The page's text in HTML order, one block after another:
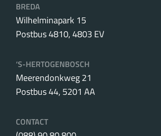
BREDA
Wilhelminapark 15
Postbus 4810, 4803 EV
‘S-HERTOGENBOSCH
Meerendonkweg 21
Postbus 44, 5201 AA
CONTACT